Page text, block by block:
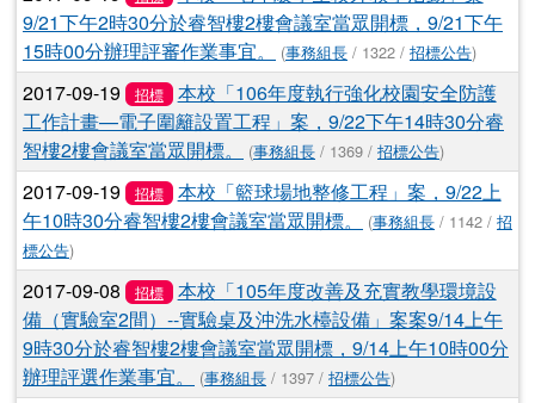
9/21下午2時30分於睿智樓2樓會議室當眾開標，9/21下午
15時00分辦理評審作業事宜。
(事務組長 / 1322 / 招標公告)
2017-09-19 招標
本校「106年度執行強化校園安全防護
工作計畫—電子圍籬設置工程」案，9/22下午14時30分睿
智樓2樓會議室當眾開標。
(事務組長 / 1369 / 招標公告)
2017-09-19 招標
本校「籃球場地整修工程」案，9/22上
午10時30分睿智樓2樓會議室當眾開標。
(事務組長 / 1142 / 招
標公告)
2017-09-08 招標
本校「105年度改善及充實教學環境設
備（實驗室2間）--實驗桌及沖洗水檯設備」案案9/14上午
9時30分於睿智樓2樓會議室當眾開標，9/14上午10時00分
辦理評選作業事宜。
(事務組長 / 1397 / 招標公告)